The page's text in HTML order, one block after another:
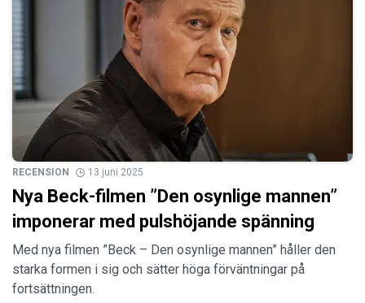
RECENSION 13 juni 2025
Nya Beck-filmen ”Den osynlige mannen”
imponerar med pulshöjande spänning
Med nya filmen ”Beck – Den osynlige mannen” håller den
starka formen i sig och sätter höga förväntningar på
fortsättningen.